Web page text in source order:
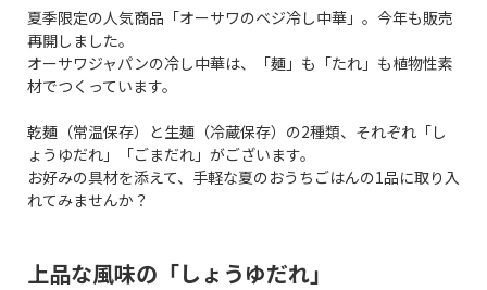
夏季限定の人気商品「オーサワのベジ冷し中華」。今年も販売
再開しました。
オーサワジャパンの冷し中華は、「麺」も「たれ」も植物性素
材でつくっています。
乾麺（常温保存）と生麺（冷蔵保存）の2種類、それぞれ「し
ょうゆだれ」「ごまだれ」がございます。
お好みの具材を添えて、手軽な夏のおうちごはんの1品に取り入
れてみませんか？
上品な風味の「しょうゆだれ」